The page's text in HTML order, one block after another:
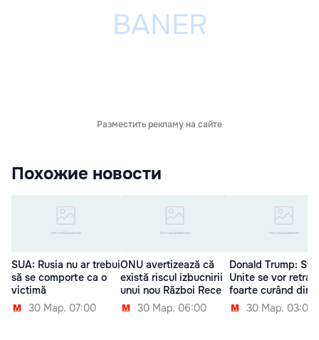
Разместить рекламу на сайте
Похожие новости
SUA: Rusia nu ar trebui
să se comporte ca o
victimă
30 Мар. 07:00
ONU avertizează că
există riscul izbucnirii
unui nou Război Rece
30 Мар. 06:00
Donald Trump:
Unite se vor
foarte curând din
30 Мар. 03:00